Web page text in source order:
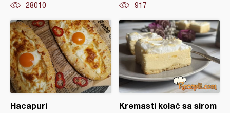
28010 917
Hacapuri Kremasti kolač sa sirom